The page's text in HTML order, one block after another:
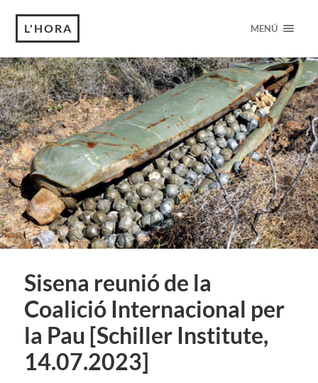
L'HORA MENÚ
Sisena reunió de la
Coalició Internacional per
la Pau [Schiller Institute,
14.07.2023]